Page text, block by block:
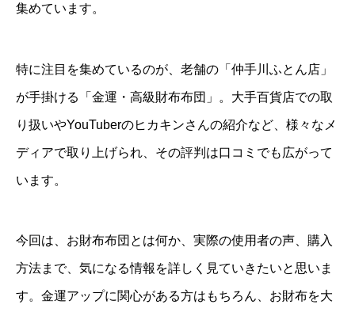
集めています。
特に注目を集めているのが、老舗の「仲手川ふとん店」
が手掛ける「金運・高級財布布団」。大手百貨店での取
り扱いやYouTuberのヒカキンさんの紹介など、様々なメ
ディアで取り上げられ、その評判は口コミでも広がって
います。
今回は、お財布布団とは何か、実際の使用者の声、購入
方法まで、気になる情報を詳しく見ていきたいと思いま
す。金運アップに関心がある方はもちろん、お財布を大